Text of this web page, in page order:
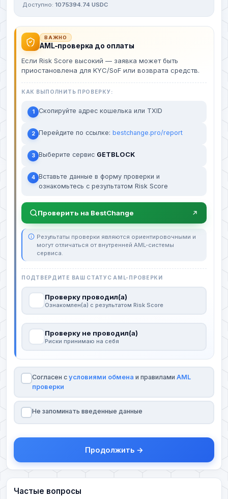
Доступно: 1075394.74 USDC
ВАЖНО
AML-проверка до оплаты
Если Risk Score высокий — заявка может быть
приостановлена для KYC/SoF или возврата средств.
КАК ВЫПОЛНИТЬ ПРОВЕРКУ:
1 Скопируйте адрес кошелька или TXID
2 Перейдите по ссылке: bestchange.pro/report
3 Выберите сервис GETBLOCK
4 Вставьте данные в форму проверки и
ознакомьтесь с результатом Risk Score
Проверить на BestChange
Результаты проверки являются ориентировочными и
могут отличаться от внутренней AML-системы
сервиса.
ПОДТВЕРДИТЕ ВАШ СТАТУС AML-ПРОВЕРКИ
Проверку проводил(а)
Ознакомлен(а) с результатом Risk Score
Проверку не проводил(а)
Риски принимаю на себя
Согласен с условиями обмена и правилами AML
проверки
Не запоминать введенные данные
Продолжить →
Частые вопросы